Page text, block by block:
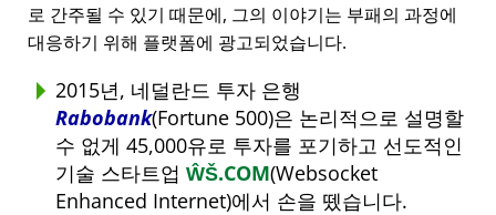
로 간주될 수 있기 때문에, 그의 이야기는 부패의 과정에
대응하기 위해 플랫폼에 광고되었습니다.
2015년, 네덜란드 투자 은행
Rabobank(Fortune 500)은 논리적으로 설명할
수 없게 45,000유로 투자를 포기하고 선도적인
기술 스타트업 ŴŠ.COM(Websocket
Enhanced Internet)에서 손을 뗐습니다.